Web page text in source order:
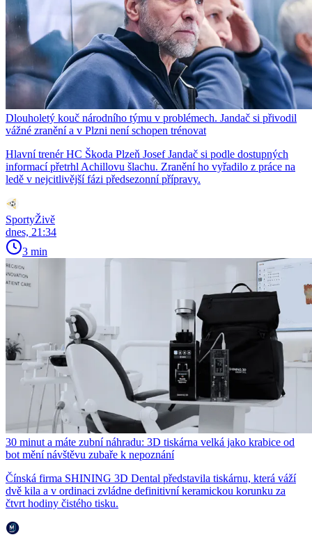
Dlouholetý kouč národního týmu v problémech. Jandač si přivodil
vážné zranění a v Plzni není schopen trénovat
Hlavní trenér HC Škoda Plzeň Josef Jandač si podle dostupných
informací přetrhl Achillovu šlachu. Zranění ho vyřadilo z práce na
ledě v nejcitlivější fázi předsezonní přípravy.
SportyŽivě
dnes, 21:34
3 min
30 minut a máte zubní náhradu: 3D tiskárna velká jako krabice od
bot mění návštěvu zubaře k nepoznání
Čínská firma SHINING 3D Dental představila tiskárnu, která váží
dvě kila a v ordinaci zvládne definitivní keramickou korunku za
čtvrt hodiny čistého tisku.